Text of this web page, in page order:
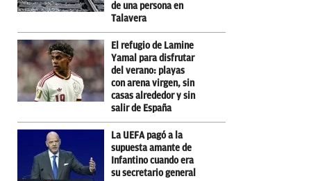
de una persona en
Talavera
El refugio de Lamine
Yamal para disfrutar
del verano: playas
con arena virgen, sin
casas alrededor y sin
salir de España
La UEFA pagó a la
supuesta amante de
Infantino cuando era
su secretario general